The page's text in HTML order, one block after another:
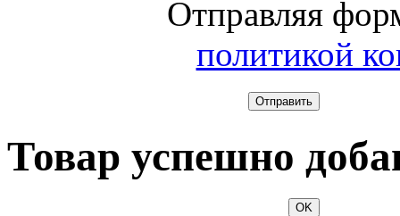
Отправляя
политикой
Отправить
Товар успешно
OK